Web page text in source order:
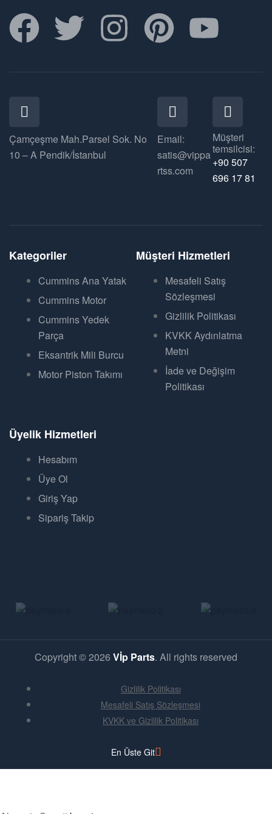
Çamçeşme Mah.Parsel Sok. No
10 – A Pendik/İstanbul
Email:
satis@vippa
rtss.com
Müşteri
temsilcisi:
+90 507
696 17 81
Kategoriler
Cummins Ana Yatak
Cummins Motor
Cummins Yedek
Parça
Eksantrik Mili Burcu
Motor Piston Takımı
Müşteri Hizmetleri
Mesafeli Satış
Sözleşmesi
Gizlilik Politikası
KVKK Aydınlatma
Metni
İade ve Değişim
Politikası
Üyelik Hizmetleri
Hesabım
Üye Ol
Giriş Yap
Sipariş Takip
Copyright © 2026 Vİp Parts. All rights reserved
En Üste Git
Gizlilik Politikası
Mesafeli Satış Sözleşmesi
KVKK ve Gizlilik Politikası